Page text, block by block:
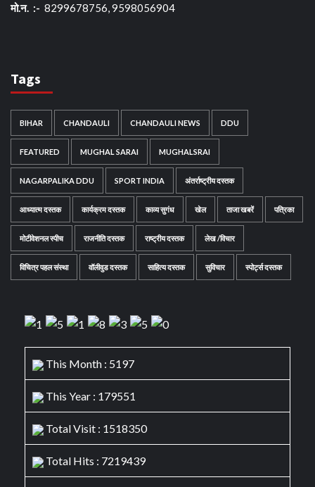
मो.न. :- 8299678756, 9598056904
Tags
BIHAR CHANDAULI CHANDAULI NEWS DDU
FEATURED MUGHAL SARAI MUGHALSRAI
NAGARPALIKA DDU SPORT INDIA अंतर्राष्ट्रीय दस्तक
आध्यात्म दस्तक कार्यक्रम दस्तक काव्य सुगंध खेल ताजा खबरें पत्रिका
मोटीवेशनल स्पीच राजनीति दस्तक राष्ट्रीय दस्तक लेख /विचार
विचित्र पहल संस्था वॉलीवुड दस्तक साहित्य दस्तक सुविचार स्पोर्ट्स दस्तक
This Month : 5197
This Year : 179551
Total Visit : 1518350
Total Hits : 7219439